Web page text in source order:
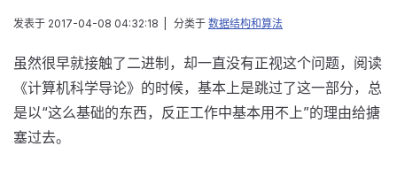
发表于 2017-04-08 04:32:18 分类于 数据结构和算法
虽然很早就接触了二进制，却一直没有正视这个问题，阅读
《计算机科学导论》的时候，基本上是跳过了这一部分，总
是以“这么基础的东西，反正工作中基本用不上”的理由给搪
塞过去。